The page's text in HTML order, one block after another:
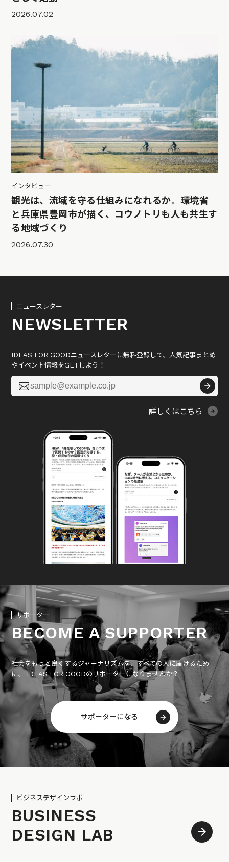
2026.07.02
インタビュー
観光は、流域を守る仕組みになれるか。環境省
と兵庫県豊岡市が描く、コウノトリも人も共生す
る地域づくり
2026.07.30
ニュースレター
NEWSLETTER
IDEAS FOR GOODニュースレターに無料登録して、人気記事まとめ
やイベント情報をGETしよう！

詳しくはこちら
サポーター
BECOME A SUPPORTER
社会をもっと良くするジャーナリズムを、すべての人に届けるため
に、 IDEAS FOR GOODのサポーターになりませんか？
サポーターになる
ビジネスデザインラボ
BUSINESS
DESIGN LAB